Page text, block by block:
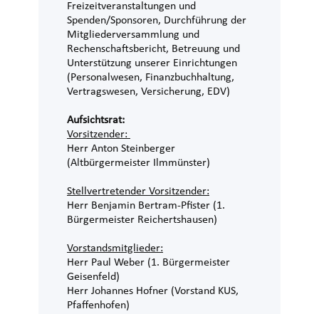
Freizeitveranstaltungen und
Spenden/Sponsoren, Durchführung der
Mitgliederversammlung und
Rechenschaftsbericht, Betreuung und
Unterstützung unserer Einrichtungen
(Personalwesen, Finanzbuchhaltung,
Vertragswesen, Versicherung, EDV)
Aufsichtsrat:
Vorsitzender:
Herr Anton Steinberger
(Altbürgermeister Ilmmünster)
Stellvertretender Vorsitzender:
Herr Benjamin Bertram-Pfister (1.
Bürgermeister Reichertshausen)
Vorstandsmitglieder:
Herr Paul Weber (1. Bürgermeister
Geisenfeld)
Herr Johannes Hofner (Vorstand KUS,
Pfaffenhofen)